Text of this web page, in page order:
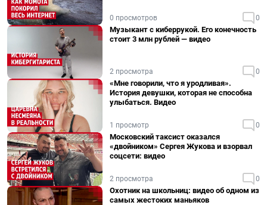
0 просмотров 0
Музыкант с киберрукой. Его конечность
стоит 3 млн рублей — видео
2 просмотра 0
«Мне говорили, что я уродливая».
История девушки, которая не способна
улыбаться. Видео
1 просмотр 0
Московский таксист оказался
«двойником» Сергея Жукова и взорвал
соцсети: видео
2 просмотра 0
Охотник на школьниц: видео об одном из
самых жестоких маньяков